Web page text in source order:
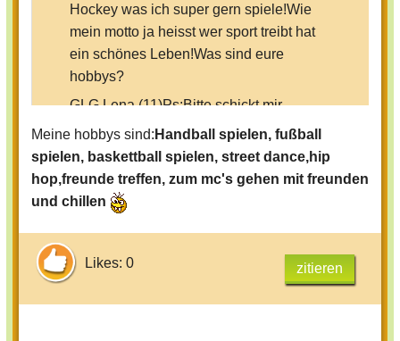
Hockey was ich super gern spiele!Wie
mein motto ja heisst wer sport treibt hat
ein schönes Leben!Was sind eure
hobbys?
GLG Lena (11)Ps:Bitte schickt mir
freundschafts anfragen hab mich
niemlich abgemeldet und bin jetzt wieder
Meine hobbys sind: Handball spielen, fußball
spielen, baskettball spielen, street dance,hip
hop,freunde treffen, zum mc's gehen mit freunden
und chillen
Likes: 0 zitieren